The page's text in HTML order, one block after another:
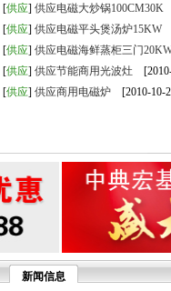
[供应] 供应电磁大炒锅100CM30K
[供应] 供应电磁平头煲汤炉15KW
[供应] 供应电磁海鲜蒸柜三门
[供应] 供应节能商用光波灶
[供应] 供应商用电磁炉 [2010-10-
新闻信息